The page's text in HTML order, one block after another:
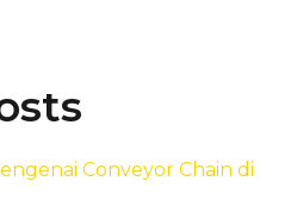
Conveyor Chain di